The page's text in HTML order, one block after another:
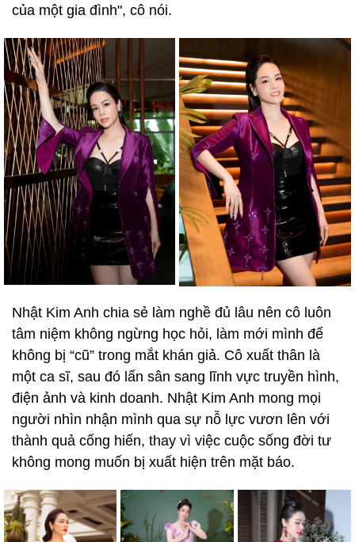
của một gia đình", cô nói.
Nhật Kim Anh chia sẻ làm nghề đủ lâu nên cô luôn
tâm niệm không ngừng học hỏi, làm mới mình để
không bị “cũ” trong mắt khán giả. Cô xuất thân là
một ca sĩ, sau đó lấn sân sang lĩnh vực truyền hình,
điện ảnh và kinh doanh. Nhật Kim Anh mong mọi
người nhìn nhận mình qua sự nỗ lực vươn lên với
thành quả cống hiến, thay vì việc cuộc sống đời tư
không mong muốn bị xuất hiện trên mặt báo.